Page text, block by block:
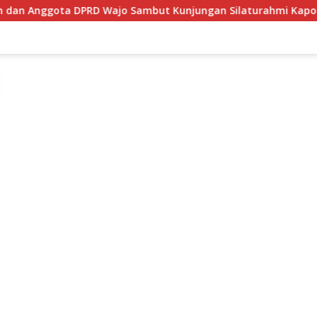
Sambut Kunjungan Silaturahmi Kapolres Wajo yang Baru